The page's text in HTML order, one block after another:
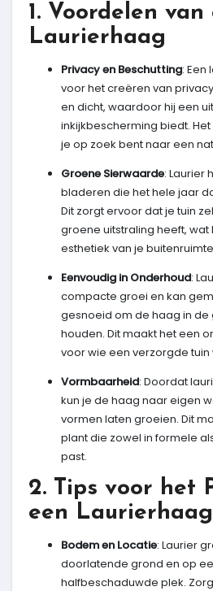
1. Voordelen van
Laurierhaag
Privacy en Beschutting: Een
voor het creëren van
en dicht, waardoor hij een
inkijkbescherming biedt.
je op zoek bent naar een
Groene Sierwaarde: Laurier
bladeren die het hele jaar
Dit zorgt ervoor dat je tuin
groene uitstraling heeft,
esthetiek van je
Eenvoudig in Onderhoud:
compacte groei en kan
gesnoeid om de haag in de
houden. Dit maakt het een
voor wie een verzorgde tuin
Vormbaarheid: Doordat
kun je de haag naar eigen
vormen laten groeien. Dit
plant die zowel in formele
past.
2. Tips voor het
een Laurierhaag
Bodem en Locatie: Laurier
doorlatende grond en op
halfbeschaduwde plek.